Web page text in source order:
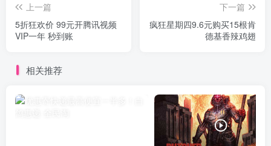
上一篇
5折狂欢价 99元开腾讯视频
VIP一年 秒到账
下一篇
疯狂星期四9.6元购买15根肯
德基香辣鸡翅
相关推荐